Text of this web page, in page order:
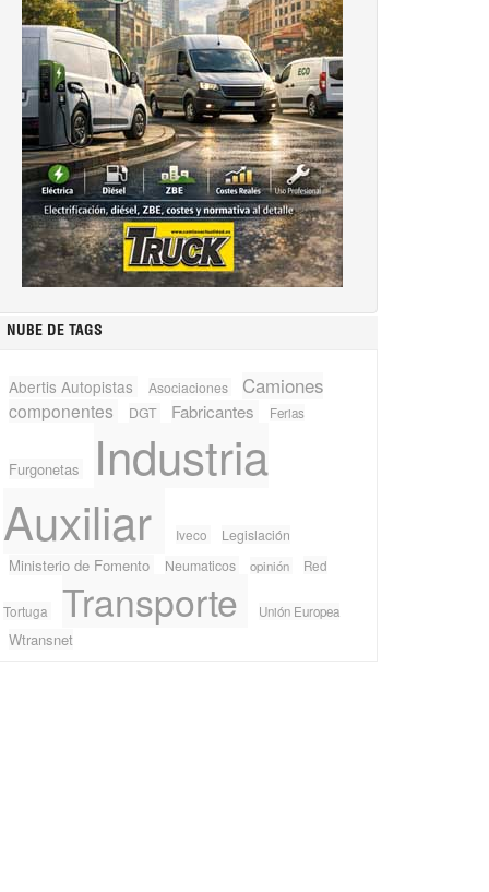
NUBE DE TAGS
Abertis Autopistas Asociaciones Camiones
componentes DGT Fabricantes Ferias
Furgonetas
Industria
Auxiliar
Iveco Legislación
Ministerio de Fomento Neumaticos opinión Red
Tortuga Transporte Unión Europea
Wtransnet